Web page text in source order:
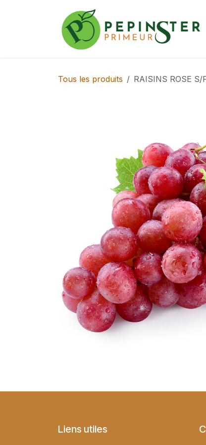
Tous les produits RAISINS ROSE
Liens utiles